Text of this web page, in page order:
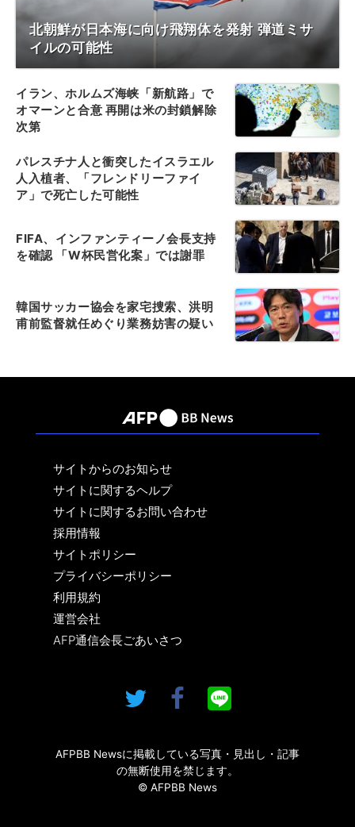
北朝鮮が日本海に向け飛翔体を発射 弾道ミサ
イルの可能性
イラン、ホルムズ海峡「新航路」で
オマーンと合意 再開は米の封鎖解除
次第
パレスチナ人と衝突したイスラエル
人入植者、「フレンドリーファイ
ア」で死亡した可能性
FIFA、インファンティーノ会長支持
を確認 「W杯民営化案」では謝罪
韓国サッカー協会を家宅捜索、洪明
甫前監督就任めぐり業務妨害の疑い
サイトからのお知らせ
サイトに関するヘルプ
サイトに関するお問い合わせ
採用情報
サイトポリシー
プライバシーポリシー
利用規約
運営会社
AFP通信会長ごあいさつ
AFPBB Newsに掲載している写真・見出し・記事
の無断使用を禁じます。
© AFPBB News